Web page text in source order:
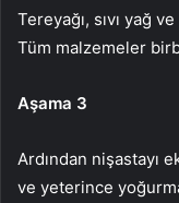
Tereyağı, sıvı yağ
Tüm malzemeler
Aşama 3
Ardından nişastayı
ve yeterince